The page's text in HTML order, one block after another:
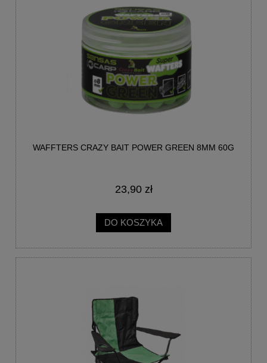
WAFFTERS CRAZY BAIT POWER GREEN 8MM 60G
23,90 zł
DO KOSZYKA